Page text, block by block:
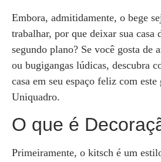
Embora, admitidamente, o bege
trabalhar, por que deixar sua casa
segundo plano? Se você gosta de
ou bugigangas lúdicas, descubra
casa em seu espaço feliz com este
Uniquadro.
O que é
Primeiramente, o kitsch é um